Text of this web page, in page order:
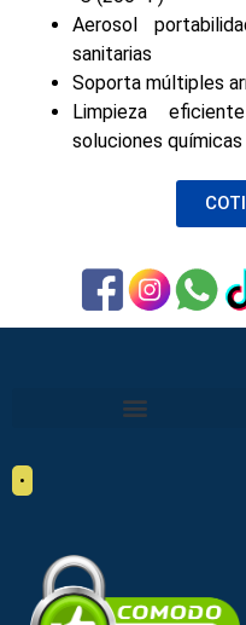
Aerosol
sanitarias
Soporta múltiples
Limpieza
soluciones químicas
•